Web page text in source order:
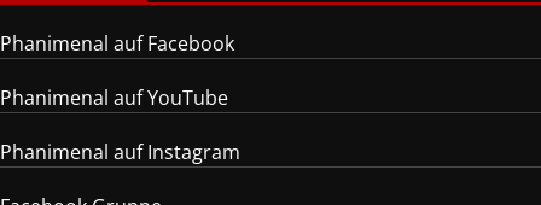
Phanimenal auf Facebook
Phanimenal auf YouTube
Phanimenal auf Instagram